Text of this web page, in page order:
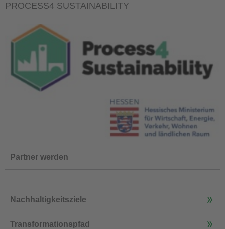
PROCESS4 SUSTAINABILITY
Partner werden
Nachhaltigkeitsziele
Transformationspfad